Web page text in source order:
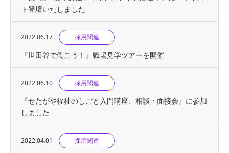
ト登壇いたしました
2022.06.17 採用関連
『世⽥⾕で働こう！』職場見学ツアーを開催
2022.06.10 採用関連
『せたがや福祉のしごと入門講座、相談・面接会』に参加
しました
2022.04.01 採用関連